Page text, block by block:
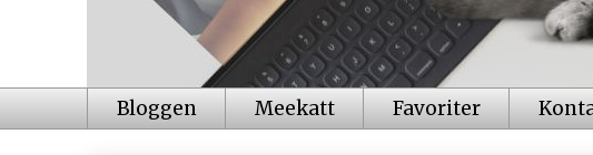
Bloggen Meekatt Favoriter